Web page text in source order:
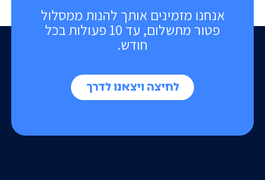
אנחנו מזמינים אותך להנות ממסלול
פטור מתשלום, עד 10 פעולות בכל
חודש.
לחיצה ויצאנו לדרך